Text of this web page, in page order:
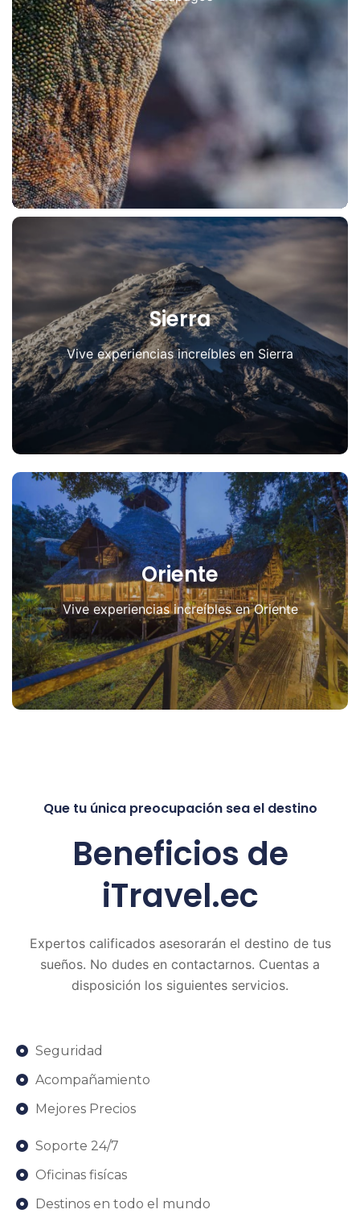
Sierra
Vive experiencias increíbles en Sierra
Oriente
Vive experiencias increíbles en Oriente
Que tu única preocupación sea el destino
Beneficios de
iTravel.ec
Expertos calificados asesorarán el destino de tus
sueños. No dudes en contactarnos. Cuentas a
disposición los siguientes servicios.
Seguridad
Acompañamiento
Mejores Precios
Soporte 24/7
Oficinas fisícas
Destinos en todo el mundo